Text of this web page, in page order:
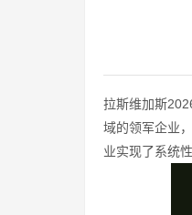
拉斯维加斯
域的领军企业
业实现了系统